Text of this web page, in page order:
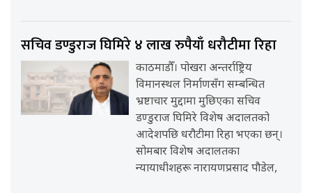
सचिव डण्डुराज घिमिरे ४ लाख रुपैयाँ धरौटीमा रिहा
काठमाडौँ। पोखरा अन्तर्राष्ट्रिय
विमानस्थल निर्माणसँग सम्बन्धित
भ्रष्टाचार मुद्दामा मुछिएका सचिव
डण्डुराज घिमिरे विशेष अदालतको
आदेशपछि धरौटीमा रिहा भएका छन्।
सोमबार विशेष अदालतका
न्यायाधीशहरू नारायणप्रसाद पौडेल,